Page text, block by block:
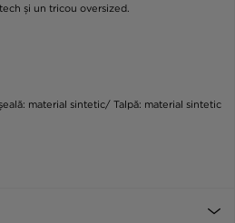
și un tricou oversized.
material sintetic/ Talpă: material sintetic